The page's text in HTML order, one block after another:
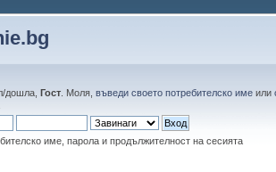
дошла, Гост . Моля, въведи своето потребителско име или
име, парола и продължителност на сесията